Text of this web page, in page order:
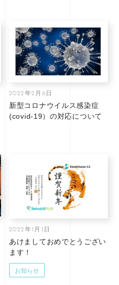
2022年2月6日
新型コロナウイルス感染症
(covid-19）の対応について
2022年1月1日
あけましておめでとうござい
ます！
お知らせ